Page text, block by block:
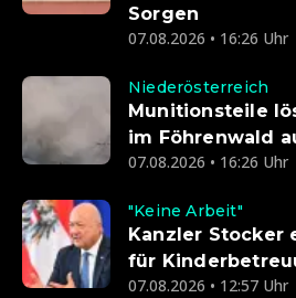
Sorgen
07.08.2026 • 16:26 Uhr
Niederösterreich
Munitionsteile
im Föhrenwald
07.08.2026 • 16:26 Uhr
"Keine Arbeit"
Kanzler Stocker
für
07.08.2026 • 12:57 Uhr